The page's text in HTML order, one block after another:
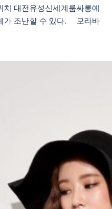
대전유성신세계룸싸롱예
조난할 수 있다. 모라바